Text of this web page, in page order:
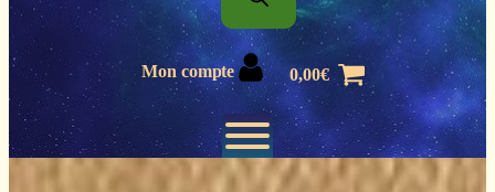
Mon compte 0,00€